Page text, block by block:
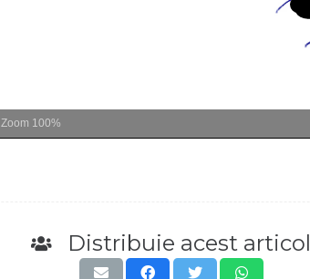
Zoom 100%
Distribuie acest articol